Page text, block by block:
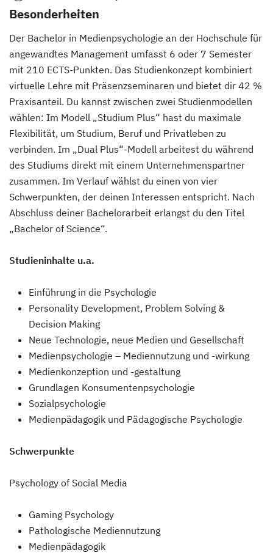
Besonderheiten
Der Bachelor in Medienpsychologie an der Hochschule für
angewandtes Management umfasst 6 oder 7 Semester
mit 210 ECTS-Punkten. Das Studienkonzept kombiniert
virtuelle Lehre mit Präsenzseminaren und bietet dir 42 %
Praxisanteil. Du kannst zwischen zwei Studienmodellen
wählen: Im Modell „Studium Plus“ hast du maximale
Flexibilität, um Studium, Beruf und Privatleben zu
verbinden. Im „Dual Plus“-Modell arbeitest du während
des Studiums direkt mit einem Unternehmenspartner
zusammen. Im Verlauf wählst du einen von vier
Schwerpunkten, der deinen Interessen entspricht. Nach
Abschluss deiner Bachelorarbeit erlangst du den Titel
„Bachelor of Science“.
Studieninhalte u.a.
Einführung in die Psychologie
Personality Development, Problem Solving &
Decision Making
Neue Technologie, neue Medien und Gesellschaft
Medienpsychologie – Mediennutzung und -wirkung
Medienkonzeption und -gestaltung
Grundlagen Konsumentenpsychologie
Sozialpsychologie
Medienpädagogik und Pädagogische Psychologie
Schwerpunkte
Psychology of Social Media
Gaming Psychology
Pathologische Mediennutzung
Medienpädagogik